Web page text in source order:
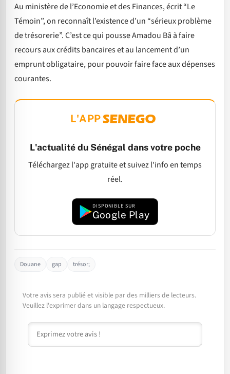
Au ministère de l’Economie et des Finances, écrit “Le
Témoin”, on reconnaît l’existence d’un “sérieux problème
de trésorerie”. C’est ce qui pousse Amadou Bâ à faire
recours aux crédits bancaires et au lancement d’un
emprunt obligataire, pour pouvoir faire face aux dépenses
courantes.
L'APP
L'actualité du Sénégal dans votre poche
Téléchargez l'app gratuite et suivez l'info en temps
réel.
DISPONIBLE SUR
Google Play
Douane gap trésor;
Votre avis sera publié et visible par des milliers de lecteurs.
Veuillez l'exprimer dans un langage respectueux.
Commentaire